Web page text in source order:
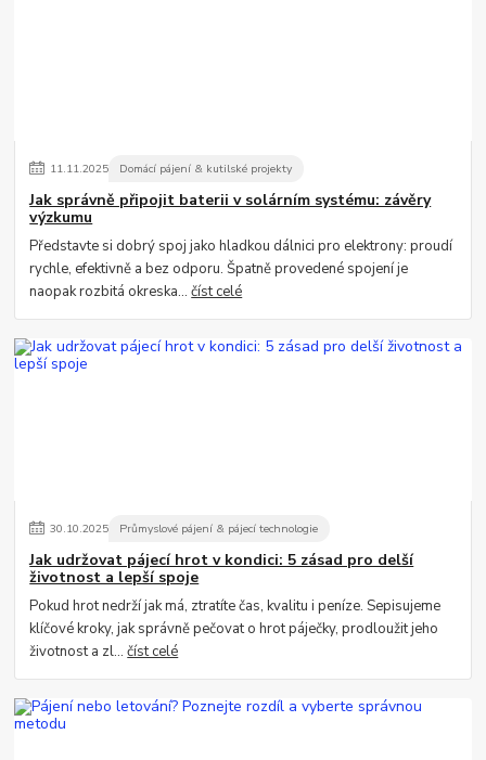
11.11.2025 Domácí pájení & kutilské projekty
Jak správně připojit baterii v solárním systému: závěry
výzkumu
Představte si dobrý spoj jako hladkou dálnici pro elektrony: proudí
rychle, efektivně a bez odporu. Špatně provedené spojení je
naopak rozbitá okreska...číst celé
30.10.2025 Průmyslové pájení & pájecí technologie
Jak udržovat pájecí hrot v kondici: 5 zásad pro delší
životnost a lepší spoje
Pokud hrot nedrží jak má, ztratíte čas, kvalitu i peníze. Sepisujeme
klíčové kroky, jak správně pečovat o hrot páječky, prodloužit jeho
životnost a zl...číst celé